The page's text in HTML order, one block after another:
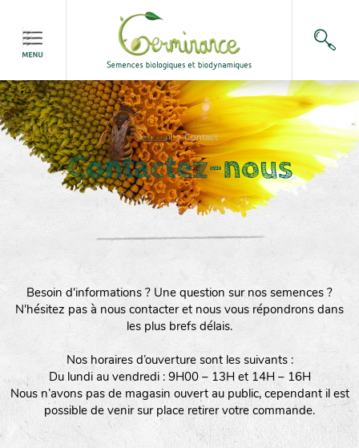
Accueil>Contact
Contactez-nous
Besoin d'informations ? Une question sur nos semences ?
N'hésitez pas à nous contacter et nous vous répondrons dans
les plus brefs délais.
Nos horaires d’ouverture sont les suivants :
Du lundi au vendredi : 9H00 – 13H et 14H – 16H
Nous n’avons pas de magasin ouvert au public, cependant il est
possible de venir sur place retirer votre commande.